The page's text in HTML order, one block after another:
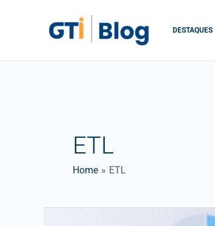
DESTAQUES
ETL
Home ETL